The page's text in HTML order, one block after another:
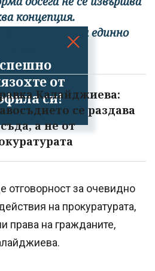
от
си!
концепция.
няма единно
Калайджиева:
се раздава
а не от
отговорност за очевидно
на прокуратурата,
права на гражданите,